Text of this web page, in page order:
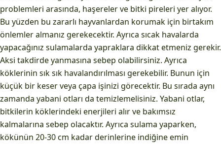
problemleri arasında, haşereler ve bitki pireleri yer alıyor.
Bu yüzden bu zararlı hayvanlardan korumak için birtakım
önlemler almanız gerekecektir. Ayrıca sıcak havalarda
yapacağınız sulamalarda yapraklara dikkat etmeniz gerekir.
Aksi takdirde yanmasına sebep olabilirsiniz. Ayrıca
köklerinin sık sık havalandırılması gerekebilir. Bunun için
küçük bir keser veya çapa işinizi görecektir. Bu sırada aynı
zamanda yabani otları da temizlemelisiniz. Yabani otlar,
bitkilerin köklerindeki enerjileri alır ve bakımsız
kalmalarına sebep olacaktır. Ayrıca sulama yaparken,
kökünün 20-30 cm kadar derinlerine indiğine emin